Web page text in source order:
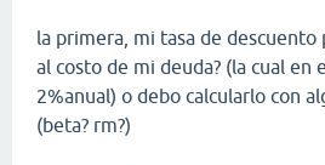
la primera, mi tasa de descuento
al costo de mi deuda? (la cual en
2%anual) o debo calcularlo con
(beta? rm?)